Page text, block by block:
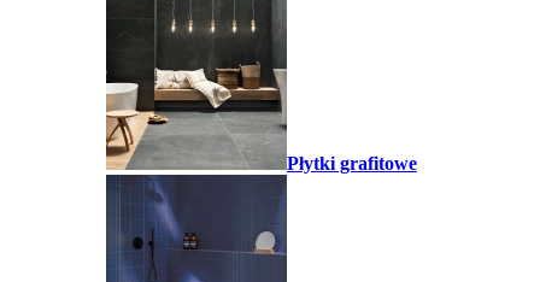
Płytki grafitowe